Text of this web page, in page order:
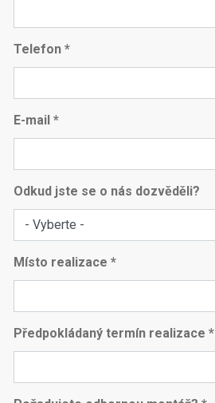
Telefon *
E-mail *
Odkud jste se o nás dozvěděli?
Místo realizace *
Předpokládaný termín realizace *